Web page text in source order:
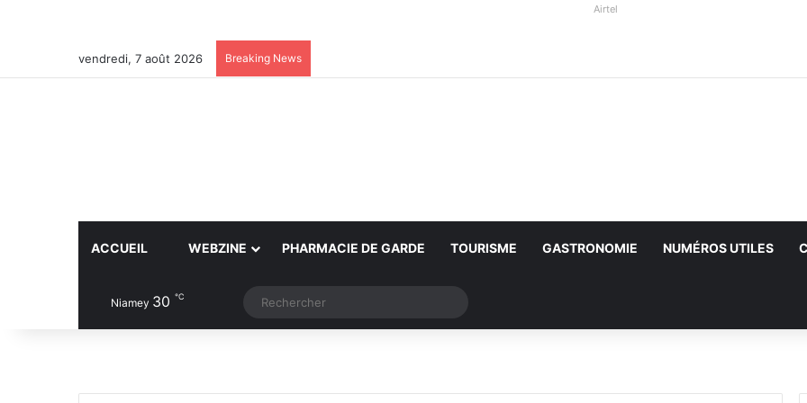
Airtel
vendredi, 7 août 2026 Breaking News
ACCUEIL WEBZINE PHARMACIE DE GARDE TOURISME GASTRONOMIE NUMÉROS UTILES
Niamey 30 ℃ Article Aléatoire
Switch skin